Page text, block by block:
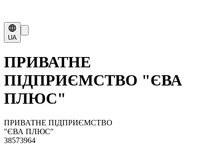
UA
ПРИВАТНЕ
ПІДПРИЄМСТВО "ЄВА
ПЛЮС"
ПРИВАТНЕ ПІДПРИЄМСТВО
"ЄВА ПЛЮС"
38573964